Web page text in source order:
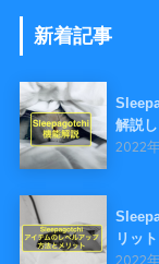
新着記事
解説し
2022
リッ
2022